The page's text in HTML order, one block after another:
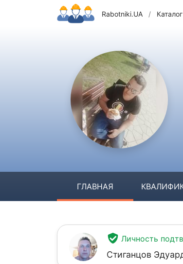
Rabotniki.UA /
ГЛАВНАЯ
Личность
Стиганцов